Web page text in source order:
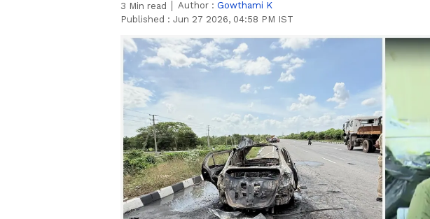
3 Min read Author : Gowthami K
Published : Jun 27 2026, 04:58 PM IST